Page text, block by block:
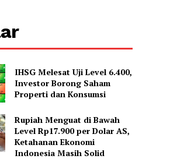
IHSG Melesat Uji Level 6.400,
Investor Borong Saham
Properti dan Konsumsi
Rupiah Menguat di Bawah
Level Rp17.900 per Dolar AS,
Ketahanan Ekonomi
Indonesia Masih Solid